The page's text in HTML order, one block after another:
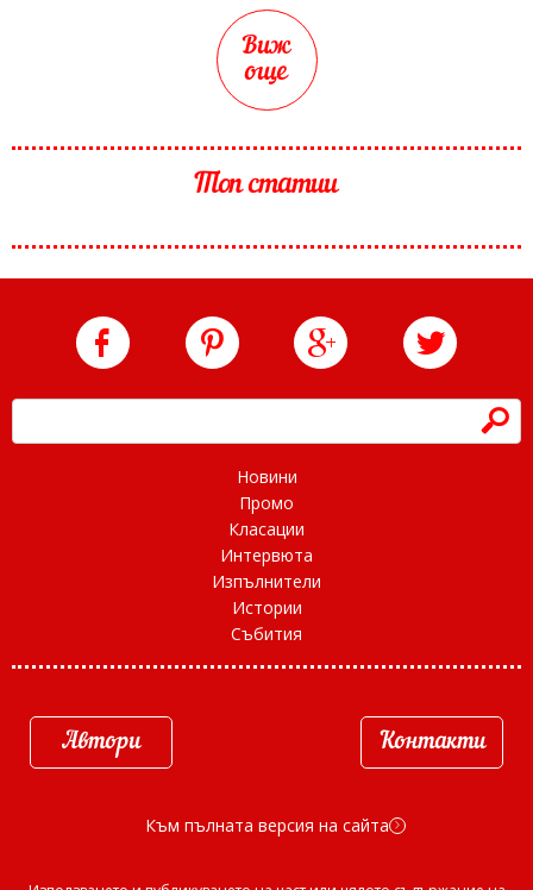
Виж
още
Топ статии
h
Новини
Промо
Класации
Интервюта
Изпълнители
Истории
Събития
Автори Контакти
Към пълната версия на сайта d